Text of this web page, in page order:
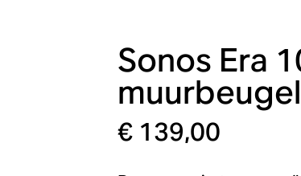
Sonos Era
€ 139,00